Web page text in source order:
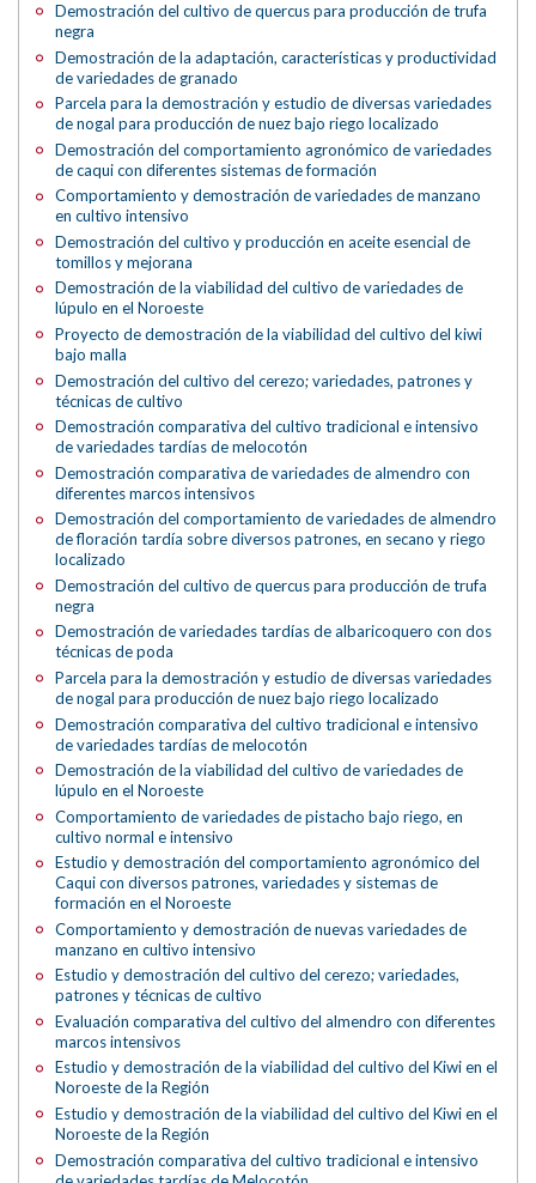
Demostración del cultivo de quercus para producción de trufa
negra
Demostración de la adaptación, características y productividad
de variedades de granado
Parcela para la demostración y estudio de diversas variedades
de nogal para producción de nuez bajo riego localizado
Demostración del comportamiento agronómico de variedades
de caqui con diferentes sistemas de formación
Comportamiento y demostración de variedades de manzano
en cultivo intensivo
Demostración del cultivo y producción en aceite esencial de
tomillos y mejorana
Demostración de la viabilidad del cultivo de variedades de
lúpulo en el Noroeste
Proyecto de demostración de la viabilidad del cultivo del kiwi
bajo malla
Demostración del cultivo del cerezo; variedades, patrones y
técnicas de cultivo
Demostración comparativa del cultivo tradicional e intensivo
de variedades tardías de melocotón
Demostración comparativa de variedades de almendro con
diferentes marcos intensivos
Demostración del comportamiento de variedades de almendro
de floración tardía sobre diversos patrones, en secano y riego
localizado
Demostración del cultivo de quercus para producción de trufa
negra
Demostración de variedades tardías de albaricoquero con dos
técnicas de poda
Parcela para la demostración y estudio de diversas variedades
de nogal para producción de nuez bajo riego localizado
Demostración comparativa del cultivo tradicional e intensivo
de variedades tardías de melocotón
Demostración de la viabilidad del cultivo de variedades de
lúpulo en el Noroeste
Comportamiento de variedades de pistacho bajo riego, en
cultivo normal e intensivo
Estudio y demostración del comportamiento agronómico del
Caqui con diversos patrones, variedades y sistemas de
formación en el Noroeste
Comportamiento y demostración de nuevas variedades de
manzano en cultivo intensivo
Estudio y demostración del cultivo del cerezo; variedades,
patrones y técnicas de cultivo
Evaluación comparativa del cultivo del almendro con diferentes
marcos intensivos
Estudio y demostración de la viabilidad del cultivo del Kiwi en el
Noroeste de la Región
Estudio y demostración de la viabilidad del cultivo del Kiwi en el
Noroeste de la Región
Demostración comparativa del cultivo tradicional e intensivo